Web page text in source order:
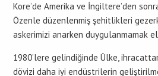
Kore’de Amerika ve İngiltere’den
Özenle düzenlenmiş şehitlikleri
askerimizi anarken duygulanmamak
1980’lere gelindiğinde Ülke,
dövizi daha iyi endüstrilerin